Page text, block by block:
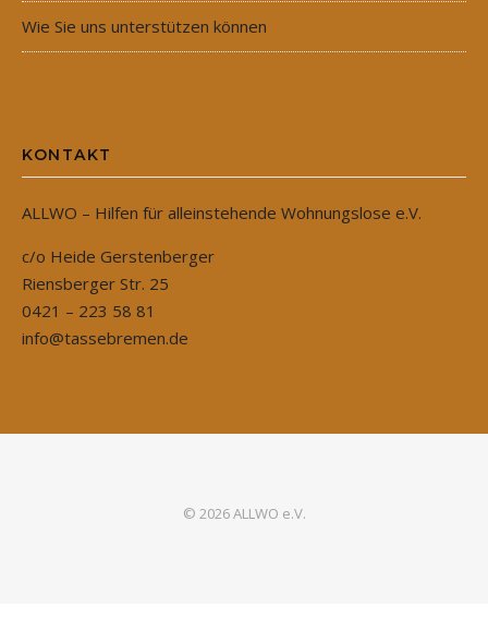
Wie Sie uns unterstützen können
KONTAKT
ALLWO – Hilfen für alleinstehende Wohnungslose e.V.
c/o Heide Gerstenberger
Riensberger Str. 25
0421 – 223 58 81
info@tassebremen.de
© 2026 ALLWO e.V.